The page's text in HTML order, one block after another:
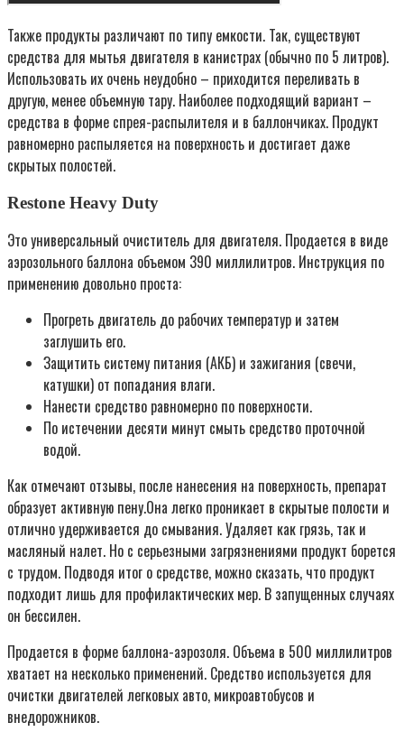
Также продукты различают по типу емкости. Так, существуют
средства для мытья двигателя в канистрах (обычно по 5 литров).
Использовать их очень неудобно – приходится переливать в
другую, менее объемную тару. Наиболее подходящий вариант –
средства в форме спрея-распылителя и в баллончиках. Продукт
равномерно распыляется на поверхность и достигает даже
скрытых полостей.
Restone Heavy Duty
Это универсальный очиститель для двигателя. Продается в виде
аэрозольного баллона объемом 390 миллилитров. Инструкция по
применению довольно проста:
Прогреть двигатель до рабочих температур и затем
заглушить его.
Защитить систему питания (АКБ) и зажигания (свечи,
катушки) от попадания влаги.
Нанести средство равномерно по поверхности.
По истечении десяти минут смыть средство проточной
водой.
Как отмечают отзывы, после нанесения на поверхность, препарат
образует активную пену.Она легко проникает в скрытые полости и
отлично удерживается до смывания. Удаляет как грязь, так и
масляный налет. Но с серьезными загрязнениями продукт борется
с трудом. Подводя итог о средстве, можно сказать, что продукт
подходит лишь для профилактических мер. В запущенных случаях
он бессилен.
Продается в форме баллона-аэрозоля. Объема в 500 миллилитров
хватает на несколько применений. Средство используется для
очистки двигателей легковых авто, микроавтобусов и
внедорожников.